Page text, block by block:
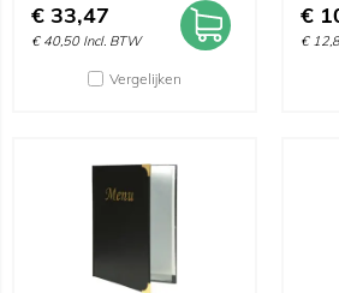
€ 33,47
€ 40,50 Incl. BTW
Vergelijken
€
€